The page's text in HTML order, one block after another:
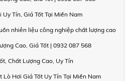
Tín, Giá Tốt Tại Miền Nam
nhiên liệu công nghiệp chất lượng cao
Cao, Giá Tốt | 0932 087 568
Chất Lượng Cao, Uy Tín
Hơi Giá Tốt Uy Tín Tại Miền Nam